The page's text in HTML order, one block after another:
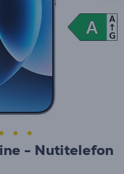
- Nutitelefon
A
A
A
G